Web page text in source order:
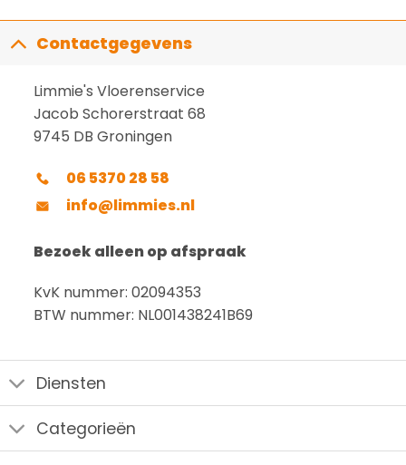
Contactgegevens
Limmie's Vloerenservice
Jacob Schorerstraat 68
9745 DB Groningen
06 5370 28 58
info@limmies.nl
Bezoek alleen op afspraak
KvK nummer: 02094353
BTW nummer: NL001438241B69
Diensten
Categorieën